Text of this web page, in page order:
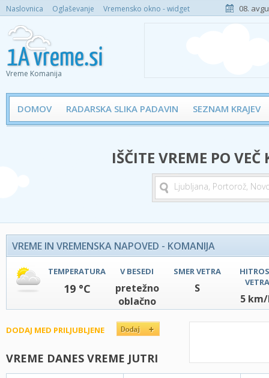
Naslovnica Oglaševanje Vremensko okno - widget 08.
Vreme Komanija
DOMOV RADARSKA SLIKA PADAVIN SEZNAM KRAJEV
IŠČITE VREME PO
VREME IN VREMENSKA NAPOVED - KOMANIJA
TEMPERATURA
19 °C
V BESEDI
pretežno
oblačno
SMER VETRA
S
VETRA
5
DODAJ MED PRILJUBLJENE
VREME DANES VREME JUTRI